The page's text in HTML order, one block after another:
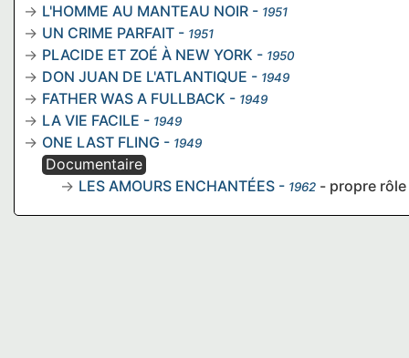
L'HOMME AU MANTEAU NOIR - 1951
UN CRIME PARFAIT - 1951
PLACIDE ET ZOÉ À NEW YORK - 1950
DON JUAN DE L'ATLANTIQUE - 1949
FATHER WAS A FULLBACK - 1949
LA VIE FACILE - 1949
ONE LAST FLING - 1949
Documentaire
LES AMOURS ENCHANTÉES - 1962 - propre